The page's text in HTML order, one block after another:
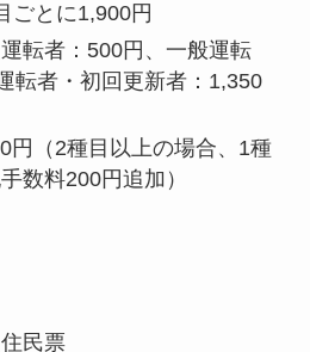
ごとに1,900円
転者：500円、一般運転
転者・初回更新者：1,350
（2種目以上の場合、1種
数料200円追加）
民票